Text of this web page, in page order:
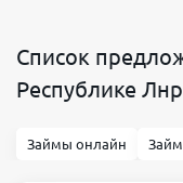
Список
Республике Лнр
Займы онлайн